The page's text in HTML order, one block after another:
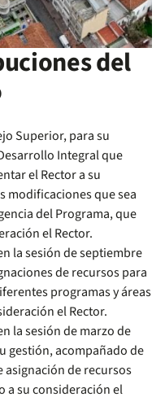
del
Superior, para su
Integral que
el Rector a su
modificaciones que sea
del Programa, que
el Rector.
la sesión de septiembre
de recursos para
programas y áreas
el Rector.
la sesión de marzo de
gestión, acompañado de
asignación de recursos
a su consideración el